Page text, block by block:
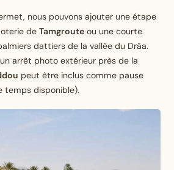
nous pouvons ajouter une étape
deTamgroute ou une courte
dattiers de la vallée du Drâa.
arrêt photo extérieur près de la
peut être inclus comme pause
temps disponible).